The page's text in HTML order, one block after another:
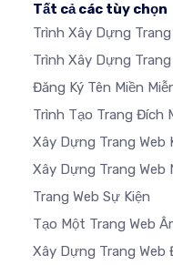
Tất cả các tùy chọn
Trình Xây Dựng
Trình Xây Dựng
Đăng Ký Tên Miền
Trình Tạo Trang Đích
Xây Dựng Trang Web
Xây Dựng Trang Web
Trang Web Sự Kiện
Tạo Một Trang Web
Xây Dựng Trang Web